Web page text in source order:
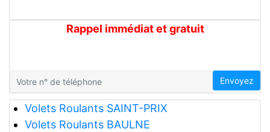
Rappel immédiat et gratuit
Envoyez
Volets Roulants SAINT-PRIX
Volets Roulants BAULNE